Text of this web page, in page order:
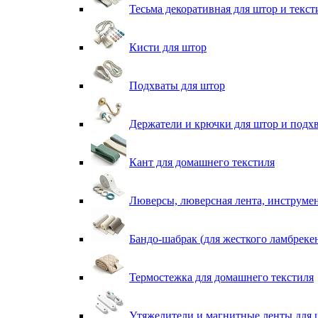
Тесьма декоративная для штор и
Кисти для штор
Подхваты для штор
Держатели и крючки для штор и
Кант для домашнего текстиля
Люверсы, люверсная лента,
Бандо-шабрак (для жесткого
Термостежка для домашнего текстиля
Утяжелители и магнитные ленты для